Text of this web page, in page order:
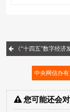
《“十四五”数字经济
中央网信办
您可能还会